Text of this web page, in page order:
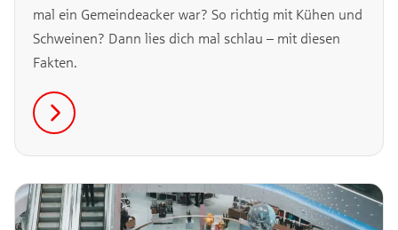
mal ein Gemeindeacker war? So richtig mit Kühen und
Schweinen? Dann lies dich mal schlau – mit diesen
Fakten.